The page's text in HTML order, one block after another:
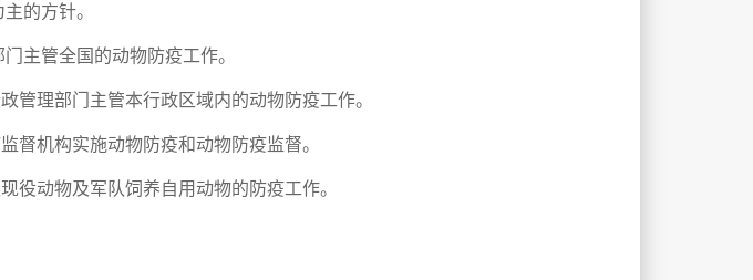
的方针。
主管全国的动物防疫工作。
管理部门主管本行政区域内的动物防疫工作。
督机构实施动物防疫和动物防疫监督。
役动物及军队饲养自用动物的防疫工作。